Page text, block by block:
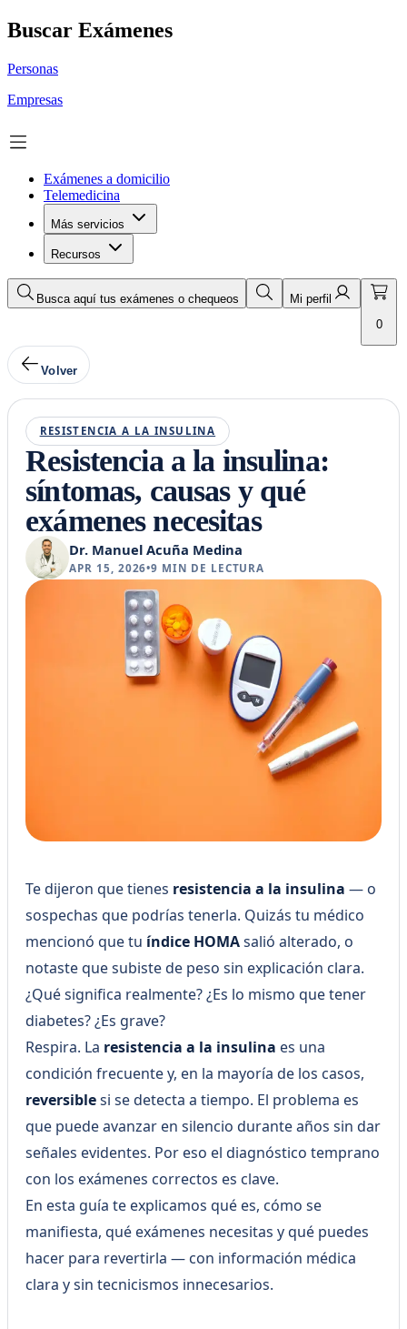
Buscar Exámenes
Personas
Empresas
Exámenes a domicilio
Telemedicina
Más servicios
Recursos
Busca aquí tus exámenes o chequeos
Mi perfil
0
Volver
RESISTENCIA A LA INSULINA
Resistencia a la insulina:
síntomas, causas y qué
exámenes necesitas
Dr. Manuel Acuña Medina
APR 15, 2026•9 MIN DE LECTURA
Te dijeron que tienes resistencia a la insulina — o
sospechas que podrías tenerla. Quizás tu médico
mencionó que tu índice HOMAsalió alterado, o
notaste que subiste de peso sin explicación clara.
¿Qué significa realmente? ¿Es lo mismo que tener
diabetes? ¿Es grave?
Respira. La resistencia a la insulina es una
condición frecuente y, en la mayoría de los casos,
reversiblesi se detecta a tiempo. El problema es
que puede avanzar en silencio durante años sin dar
señales evidentes. Por eso el diagnóstico temprano
con los exámenes correctos es clave.
En esta guía te explicamos qué es, cómo se
manifiesta, qué exámenes necesitas y qué puedes
hacer para revertirla — con información médica
clara y sin tecnicismos innecesarios.